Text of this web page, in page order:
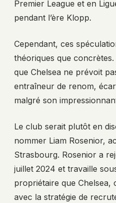
Premier League et en
pendant l’ère Klopp.
Cependant, ces
théoriques que
que Chelsea ne prévoit
entraîneur de renom,
malgré son
Le club serait plutôt en
nommer Liam Rosenior,
Strasbourg. Rosenior a
juillet 2024 et travaille
propriétaire que Chelsea,
avec la stratégie de